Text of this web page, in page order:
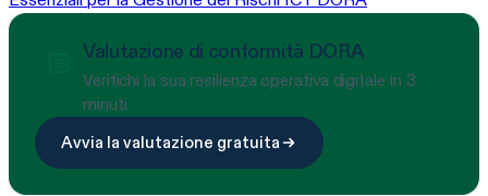
Valutazione di conformità DORA
Verifichi la sua resilienza operativa digitale in 3
minuti
Avvia la valutazione gratuita